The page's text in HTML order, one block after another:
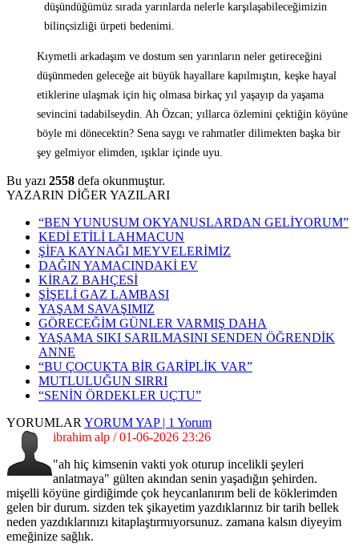
düşündüğümüz sırada yarınlarda nelerle karşılaşabileceğimizin
bilinçsizliği ürpeti bedenimi.
Kıymetli arkadaşım ve dostum sen yarınların neler getireceğini
düşünmeden geleceğe ait büyük hayallare kapılmıştın, keşke hayal
etiklerine ulaşmak için hiç olmasa birkaç yıl yaşayıp da yaşama
sevincini tadabilseydin. Ah Özcan; yıllarca özlemini çektiğin köyüne
böyle mi dönecektin? Sena saygı ve rahmatler dilimekten başka bir
şey gelmiyor elimden, ışıklar içinde uyu.
Bu yazı 2558 defa okunmuştur.
YAZARIN DİĞER YAZILARI
“BEN YUNUSUM OKYANUSLARDAN GELİYORUM”
KEDİ ETİLİ LAHMACUN
ŞİFA KAYNAĞI MEYVELERİMİZ
DAĞIN YAMACINDAKİ EV
KİRAZ BAHÇESİ
ŞİŞELİ GAZ LAMBASI
YAŞAM SAVAŞIMIZ
GÖRECEĞİM GÜNLER VARMIŞ DAHA
YAŞAMA SIKI SARILMASINI SENDEN ÖĞRENDİK
ANNE
“BU ÇOCUKTA BİR GARİPLİK VAR”
MUTLULUĞUN SIRRI
“SENİN ÖRDEKLER UÇTU”
YORUMLAR YORUM YAP | 1 Yorum
ibrahim alp / 01-06-2026 23:26
"ah hiç kimsenin vakti yok oturup incelikli şeyleri
anlatmaya" gülten akından senin yaşadığın şehirden.
mişelli köyüne girdiğimde çok heycanlanırım beli de köklerimden
gelen bir durum. sizden tek şikayetim yazdıklarınız bir tarih bellek
neden yazdıklarınızı kitaplaştırmıyorsunuz. zamana kalsın diyeyim
emeğinize sağlık.